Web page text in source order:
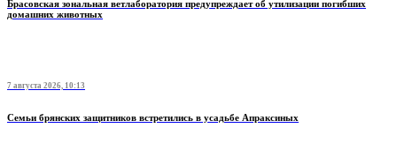
Брасовская зональная ветлаборатория предупреждает об утилизации погибших
домашних животных
7 августа 2026, 10:13
Семьи брянских защитников встретились в усадьбе Апраксиных